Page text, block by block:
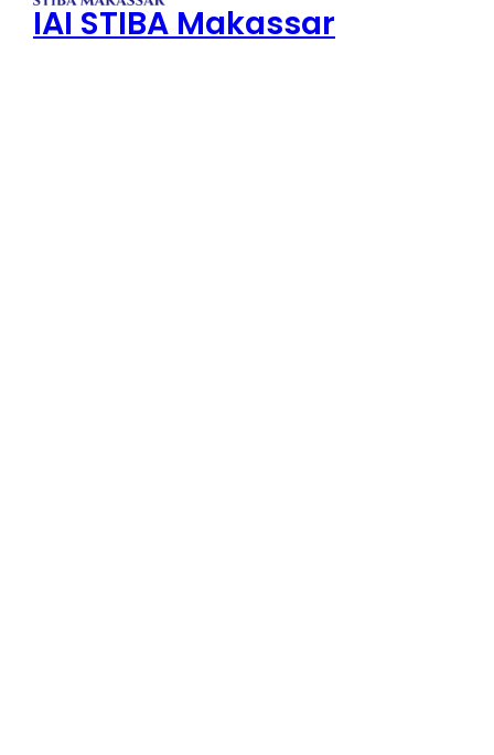
IAI STIBA Makassar